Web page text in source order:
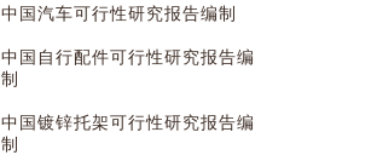
中国汽车可行性研究报告编制
中国自行配件可行性研究报告编
制
中国镀锌托架可行性研究报告编
制